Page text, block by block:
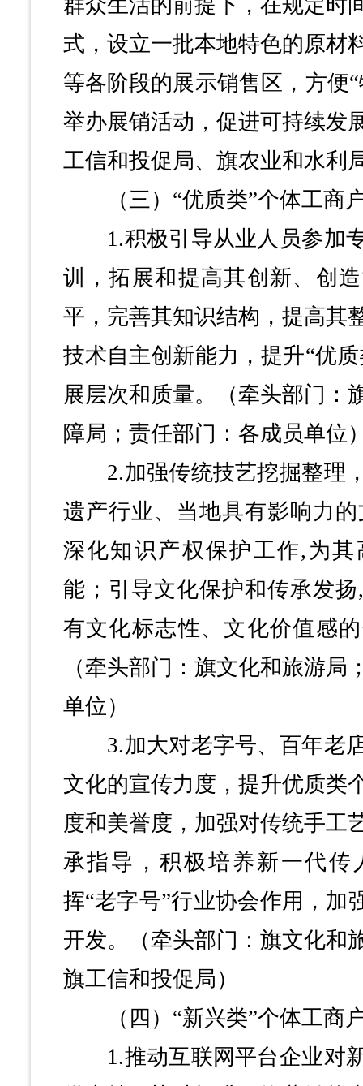
群众生活的前提下，在规定时
式，设立一批本地特色的原材
等各阶段的展示销售区，方便
举办展销活动，促进可持续发
工信和投促局、旗农业和水利
（三）“优质类”个体工商
1.积极引导从业人员参加
训，拓展和提高其创新、创
平，完善其知识结构，提高其
技术自主创新能力，提升“优
展层次和质量。（牵头部门：
障局；责任部门：各成员单位
2.加强传统技艺挖掘整理
遗产行业、当地具有影响力
深化知识产权保护工作,为
能；引导文化保护和传承发
有文化标志性、文化价值感
（牵头部门：旗文化和旅游局
单位）
3.加大对老字号、百年老
文化的宣传力度，提升优质类
度和美誉度，加强对传统手工
承指导，积极培养新一代传
挥“老字号”行业协会作用，加
开发。（牵头部门：旗文化和
旗工信和投促局）
（四）“新兴类”个体工商
1.推动互联网平台企业对